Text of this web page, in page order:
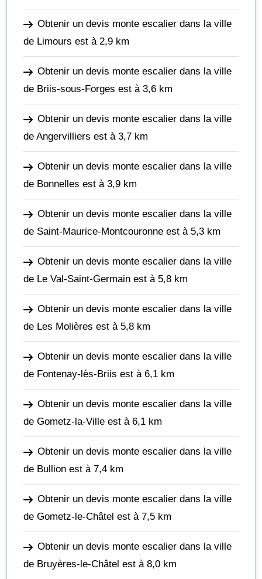
Obtenir un devis monte escalier dans la ville
de Limours est à 2,9 km
Obtenir un devis monte escalier dans la ville
de Briis-sous-Forges est à 3,6 km
Obtenir un devis monte escalier dans la ville
de Angervilliers est à 3,7 km
Obtenir un devis monte escalier dans la ville
de Bonnelles est à 3,9 km
Obtenir un devis monte escalier dans la ville
de Saint-Maurice-Montcouronne est à 5,3 km
Obtenir un devis monte escalier dans la ville
de Le Val-Saint-Germain est à 5,8 km
Obtenir un devis monte escalier dans la ville
de Les Molières est à 5,8 km
Obtenir un devis monte escalier dans la ville
de Fontenay-lès-Briis est à 6,1 km
Obtenir un devis monte escalier dans la ville
de Gometz-la-Ville est à 6,1 km
Obtenir un devis monte escalier dans la ville
de Bullion est à 7,4 km
Obtenir un devis monte escalier dans la ville
de Gometz-le-Châtel est à 7,5 km
Obtenir un devis monte escalier dans la ville
de Bruyères-le-Châtel est à 8,0 km